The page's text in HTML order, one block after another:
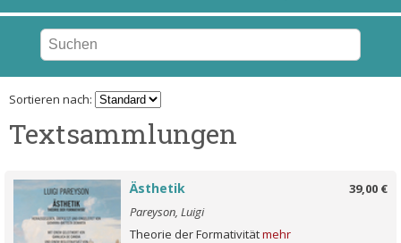
Sortieren nach:
Textsammlungen
39,00 €
Ästhetik
Pareyson, Luigi
Theorie der Formativitätmehr